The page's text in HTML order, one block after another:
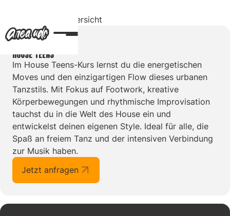
Zurück zur Übersicht
KURS
HOUSE TEENS
Im House Teens-Kurs lernst du die energetischen
Moves und den einzigartigen Flow dieses urbanen
Tanzstils. Mit Fokus auf Footwork, kreative
Körperbewegungen und rhythmische Improvisation
tauchst du in die Welt des House ein und
entwickelst deinen eigenen Style. Ideal für alle, die
Spaß an freiem Tanz und der intensiven Verbindung
zur Musik haben.
Jetzt anfragen